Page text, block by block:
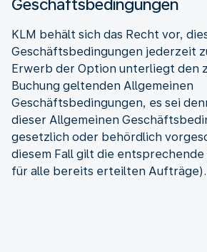
Geschäftsbedingungen
KLM behält sich das Recht vor,
Geschäftsbedingungen jederzeit
Erwerb der Option unterliegt den
Buchung geltenden Allgemeinen
Geschäftsbedingungen, es sei
dieser Allgemeinen
gesetzlich oder behördlich
diesem Fall gilt die entsprechende
für alle bereits erteilten Aufträge).